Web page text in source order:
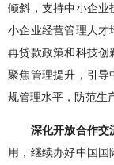
倾斜，支持中小企业
小企业经营管理人才
再贷款政策和科技创
聚焦管理提升，引导
规管理水平，防范生
深化开放合作交
用，继续办好中国